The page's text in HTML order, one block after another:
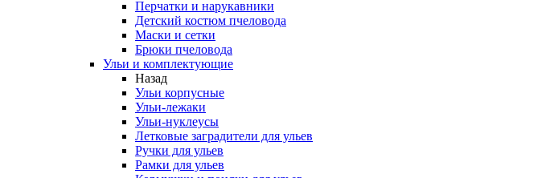
Перчатки и нарукавники
Детский костюм пчеловода
Маски и сетки
Брюки пчеловода
Ульи и комплектующие
Назад
Ульи корпусные
Ульи-лежаки
Ульи-нуклеусы
Летковые заградители для ульев
Ручки для ульев
Рамки для ульев